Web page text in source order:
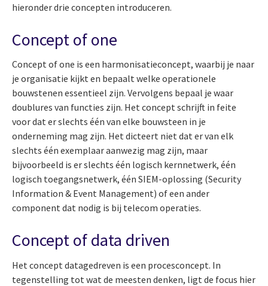
hieronder drie concepten introduceren.
Concept of one
Concept of one is een harmonisatieconcept, waarbij je naar
je organisatie kijkt en bepaalt welke operationele
bouwstenen essentieel zijn. Vervolgens bepaal je waar
doublures van functies zijn. Het concept schrijft in feite
voor dat er slechts één van elke bouwsteen in je
onderneming mag zijn. Het dicteert niet dat er van elk
slechts één exemplaar aanwezig mag zijn, maar
bijvoorbeeld is er slechts één logisch kernnetwerk, één
logisch toegangsnetwerk, één SIEM-oplossing (Security
Information & Event Management) of een ander
component dat nodig is bij telecom operaties.
Concept of data driven
Het concept datagedreven is een procesconcept. In
tegenstelling tot wat de meesten denken, ligt de focus hier